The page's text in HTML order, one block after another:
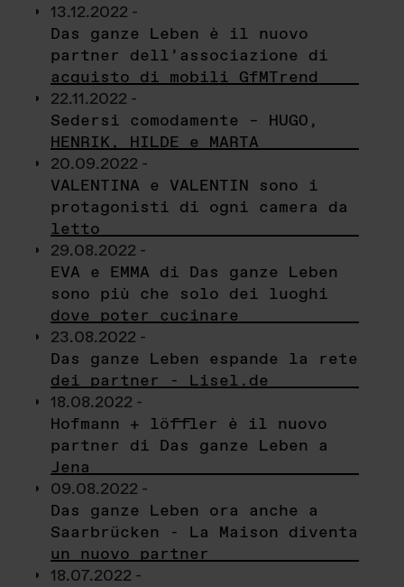
13.12.2022 -
Das ganze Leben è il nuovo
partner dell’associazione di
acquisto di mobili GfMTrend
22.11.2022 -
Sedersi comodamente – HUGO,
HENRIK, HILDE e MARTA
20.09.2022 -
VALENTINA e VALENTIN sono i
protagonisti di ogni camera da
letto
29.08.2022 -
EVA e EMMA di Das ganze Leben
sono più che solo dei luoghi
dove poter cucinare
23.08.2022 -
Das ganze Leben espande la rete
dei partner - Lisel.de
18.08.2022 -
Hofmann + löffler è il nuovo
partner di Das ganze Leben a
Jena
09.08.2022 -
Das ganze Leben ora anche a
Saarbrücken - La Maison diventa
un nuovo partner
18.07.2022 -